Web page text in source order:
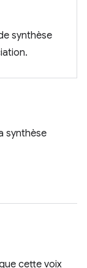
synthèse
synthèse
cette voix